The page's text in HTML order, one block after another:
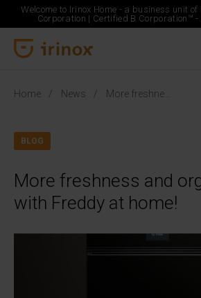
Welcome to Irinox Home - a business unit of
Corporation | Certified B Corporation™ -
Home News
BLOG
More freshness and
with Freddy at home!